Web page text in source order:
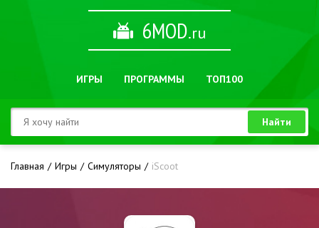
6MOD.ru
ИГРЫ ПРОГРАММЫ ТОП100
Найти
Главная Игры Симуляторы iScoot